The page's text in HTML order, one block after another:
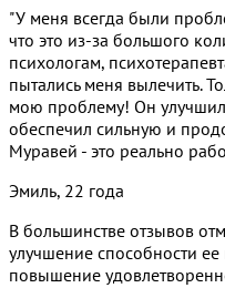
"У меня всегда были
что это из-за большого
психологам,
пытались меня вылечить.
мою проблему! Он улучшил
обеспечил сильную и
Муравей - это реально
Эмиль, 22 года
В большинстве отзывов
улучшение способности
повышение